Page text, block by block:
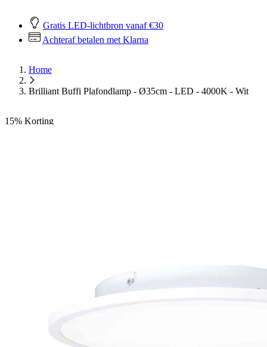
Gratis LED-lichtbron vanaf €30
Achteraf betalen met Klarna
Home
Brilliant Buffi Plafondlamp - Ø35cm - LED - 4000K - Wit
15% Korting